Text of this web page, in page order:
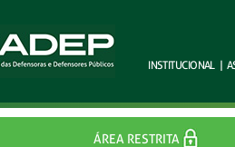
INSTITUCIONAL |
ÁREA RESTRITA